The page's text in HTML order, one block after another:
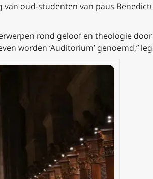
oud-studenten van paus
rond geloof en theologie
worden ‘Auditorium’ genoemd,”